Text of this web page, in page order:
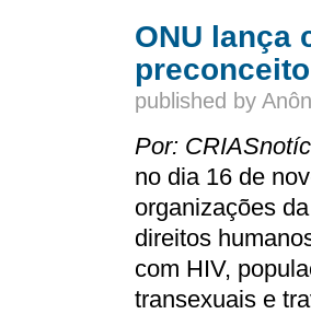
ONU lança
published by
Por:
no dia 16 de
organizações
direitos
com HIV,
transexuais e